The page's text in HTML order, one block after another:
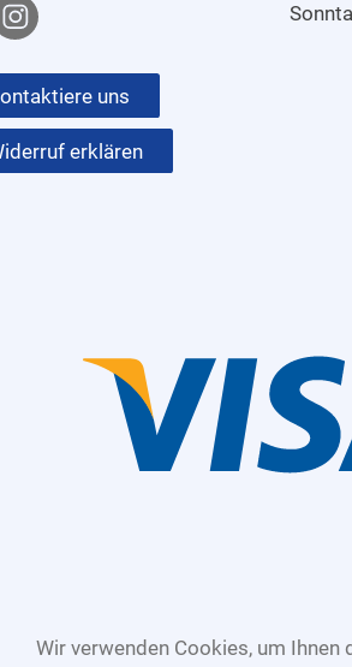
uns
erklären
Wir verwenden Cookies, um